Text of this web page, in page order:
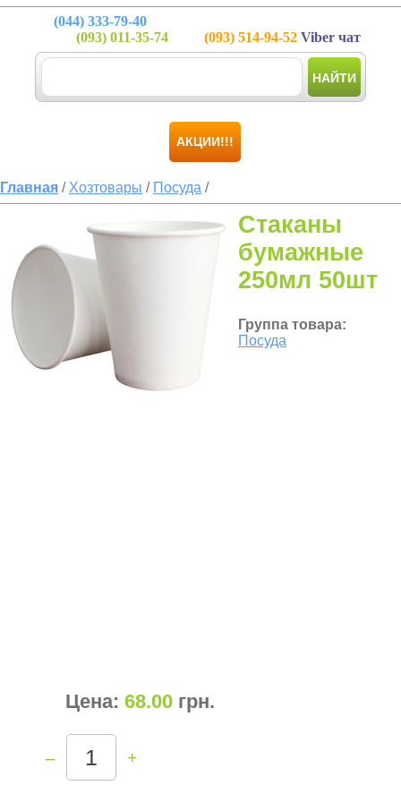
(044) 333-79-40
(093) 011-35-74 (093) 514-94-52 Viber чат
НАЙТИ
АКЦИИ!!!
Главная / Хозтовары / Посуда /
Стаканы
бумажные
250мл 50шт
Группа товара:
Посуда
Цена: 68.00 грн.
– +